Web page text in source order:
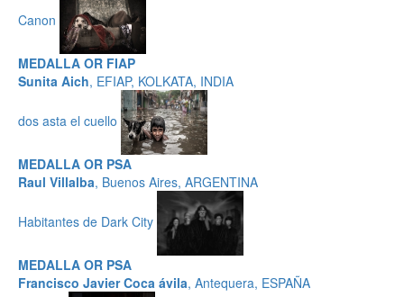
Canon
MEDALLA OR FIAP
Sunita Aich, EFIAP, KOLKATA, INDIA
dos asta el cuello
MEDALLA OR PSA
Raul Villalba, Buenos Aires, ARGENTINA
Habitantes de Dark City
MEDALLA OR PSA
Francisco Javier Coca ávila, Antequera, ESPAÑA